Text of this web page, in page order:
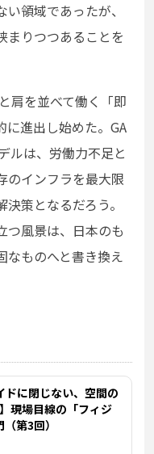
領域であったが、
まりつつあることを
肩を並べて働く「即
進出し始めた。GA
ルは、労働力不足と
のインフラを最大限
策となるだろう。
つ風景は、日本のも
なものへと書き換え
ドに閉じない、空間の
現場目線の「フィジ
第3回）